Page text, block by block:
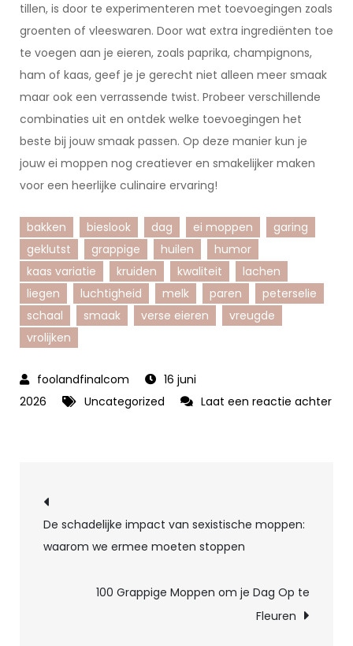
tillen, is door te experimenteren met toevoegingen zoals
groenten of vleeswaren. Door wat extra ingrediënten toe
te voegen aan je eieren, zoals paprika, champignons,
ham of kaas, geef je je gerecht niet alleen meer smaak
maar ook een verrassende twist. Probeer verschillende
combinaties uit en ontdek welke toevoegingen het
beste bij jouw smaak passen. Op deze manier kun je
jouw ei moppen nog creatiever en smakelijker maken
voor een heerlijke culinaire ervaring!
bakken bieslook dag ei moppen
garing
geklutst
grappige huilen
humor
kaas variatie
kruiden kwaliteit
lachen
liegen
luchtigheid melk paren
peterselie
schaal
smaak verse eieren
vreugde
vrolijken
16 juni
2026
Uncategorized
Laat een reactie achter
Berichtnavigatie
De schadelijke impact van sexistische moppen:
waarom we ermee moeten stoppen
100 Grappige Moppen om je Dag Op te
Fleuren